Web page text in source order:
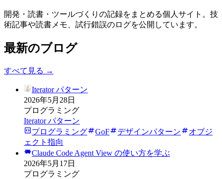
開発・読書・ツールづくりの記録をまとめる個人サイト。技
術記事や読書メモ、試行錯誤のログを公開しています。
最新のブログ
すべて見る →
Iterator パターン
2026年5月28日
プログラミング
Iterator パターン
プログラミング
GoF デザインパターン
オブジ
ェクト指向
Claude Code Agent View の使い方を学ぶ
2026年5月17日
プログラミング